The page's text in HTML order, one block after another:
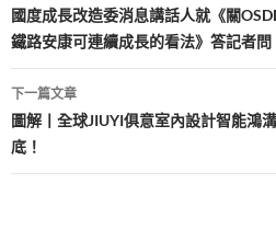
章
導
覽
國度成長改造委消息講話人就《關
鐵路安康可連續成長的看法》答記者問
下一篇文章
圖解丨全球JIUYI俱意室內設計智能鴻
底！